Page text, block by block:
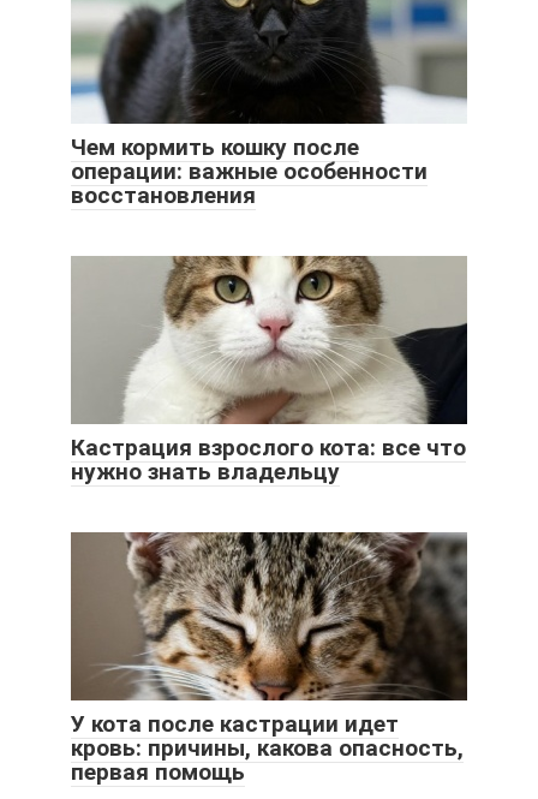
Чем кормить кошку после
операции: важные особенности
восстановления
Кастрация взрослого кота: все что
нужно знать владельцу
У кота после кастрации идет
кровь: причины, какова опасность,
первая помощь